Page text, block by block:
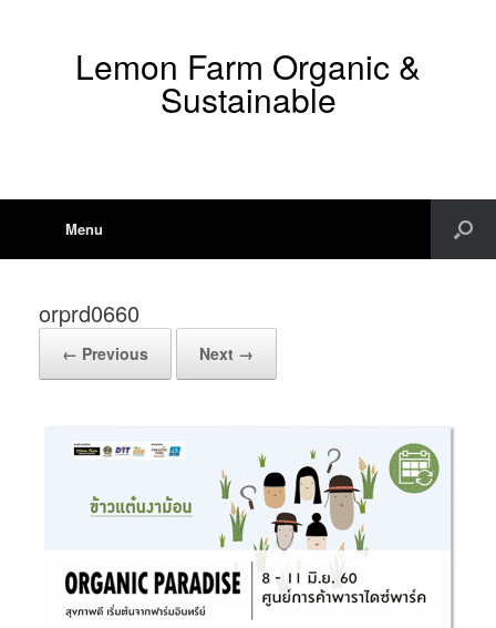
Lemon Farm Organic &
Sustainable
Menu
orprd0660
← Previous Next →